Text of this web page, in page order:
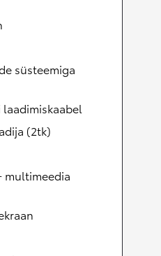
süsteemiga
(2tk)
multimeedia